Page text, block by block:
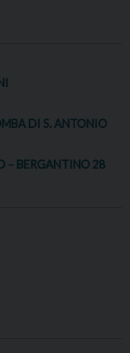
DI S. ANTONIO
– BERGANTINO 28